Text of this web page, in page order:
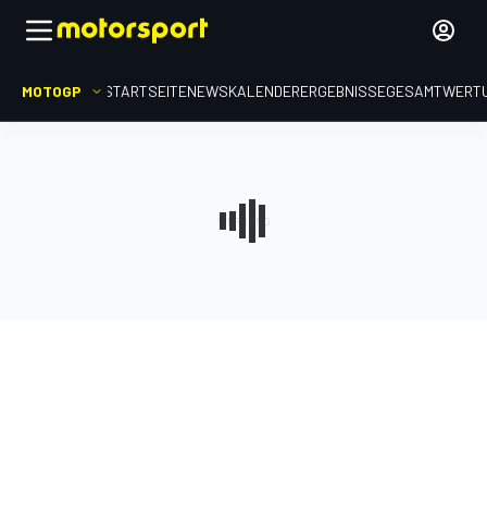
MOTOGP STARTSEITENEWSKALENDERERGEBNISSE